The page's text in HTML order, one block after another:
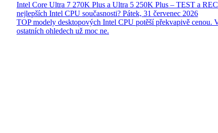
Intel Core Ultra 7 270K Plus a Ultra 5 250K Plus – TEST a
nejlepších Intel CPU současnosti? Pátek, 31 červenec 2026
TOP modely desktopových Intel CPU potěší překvapivě cenou.
ostatních ohledech už moc ne.